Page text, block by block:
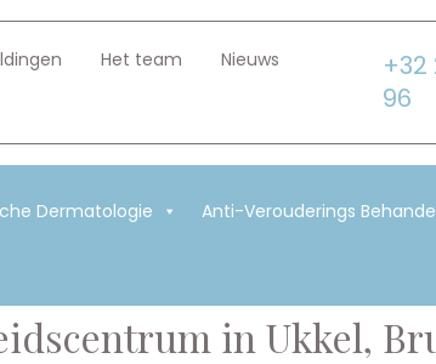
Het team
Nieuws
+32
96
Dermatologie
Anti-Verouderings
in Ukkel,